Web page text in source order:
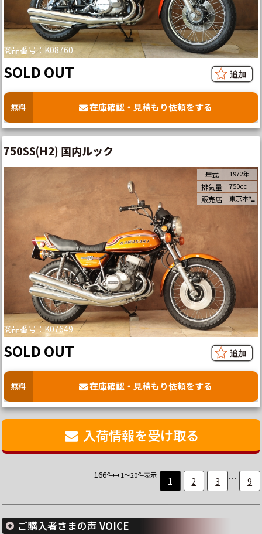
商品番号：K08760
SOLD OUT
無料 在庫確認・見積もり依頼をする
750SS(H2) 国内ルック
商品番号：K07649
年式 1972年
排気量 750cc
販売店 東京本社
SOLD OUT
無料 在庫確認・見積もり依頼をする
入荷情報を受け取る
166件中 1～20件表示
1 2 3 … 9
ご購入者さまの声 VOICE